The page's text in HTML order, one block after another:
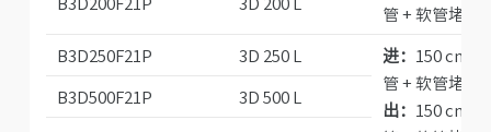
管 + 软管堵头
B3D250F21P 3D 250 L 进： 150 cm
管 + 软管堵头
出： 150 cm
B3D500F21P
3D 500 L